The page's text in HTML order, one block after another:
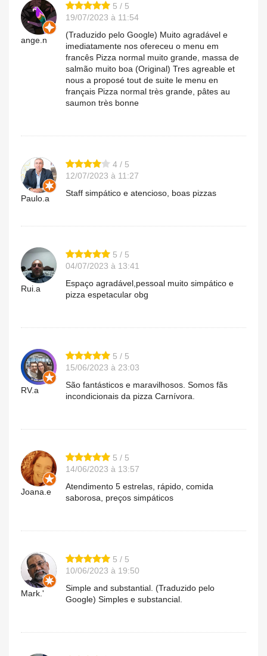
ange.n
5 / 5
19/07/2023 à 11:54
(Traduzido pelo Google) Muito agradável e
imediatamente nos ofereceu o menu em
francês Pizza normal muito grande, massa de
salmão muito boa (Original) Tres agreable et
nous a proposé tout de suite le menu en
français Pizza normal très grande, pâtes au
saumon très bonne
Paulo.a
4 / 5
12/07/2023 à 11:27
Staff simpático e atencioso, boas pizzas
Rui.a
5 / 5
04/07/2023 à 13:41
Espaço agradável,pessoal muito simpático e
pizza espetacular obg
RV.a
5 / 5
15/06/2023 à 23:03
São fantásticos e maravilhosos. Somos fãs
incondicionais da pizza Carnívora.
Joana.e
5 / 5
14/06/2023 à 13:57
Atendimento 5 estrelas, rápido, comida
saborosa, preços simpáticos
Mark.'
5 / 5
10/06/2023 à 19:50
Simple and substantial. (Traduzido pelo
Google) Simples e substancial.